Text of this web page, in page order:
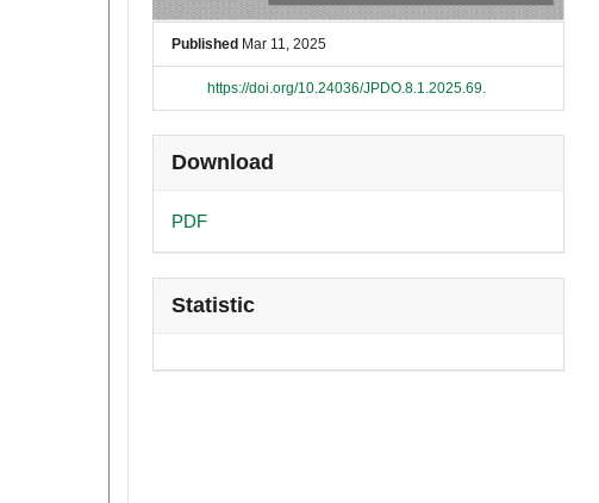
Published Mar 11, 2025
https://doi.org/10.24036/JPDO.8.1.2025.69.
Download
PDF
Statistic